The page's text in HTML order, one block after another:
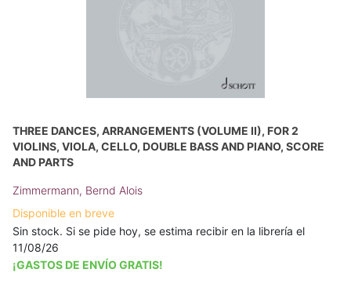
THREE DANCES, ARRANGEMENTS (VOLUME II), FOR 2
VIOLINS, VIOLA, CELLO, DOUBLE BASS AND PIANO, SCORE
AND PARTS
Zimmermann, Bernd Alois
Disponible en breve
Sin stock. Si se pide hoy, se estima recibir en la librería el
11/08/26
¡GASTOS DE ENVÍO GRATIS!